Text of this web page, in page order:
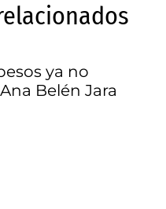
ya no
Belén Jara